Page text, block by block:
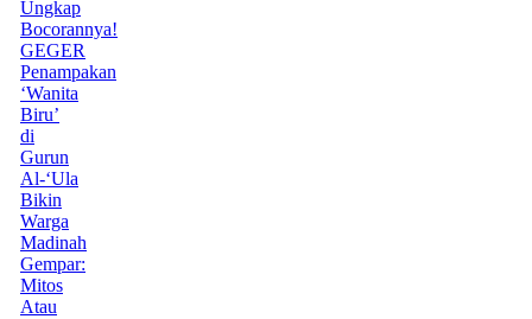
Ungkap
Bocorannya!
GEGER
Penampakan
‘Wanita
Biru’
di
Gurun
Al-‘Ula
Bikin
Warga
Madinah
Gempar:
Mitos
Atau